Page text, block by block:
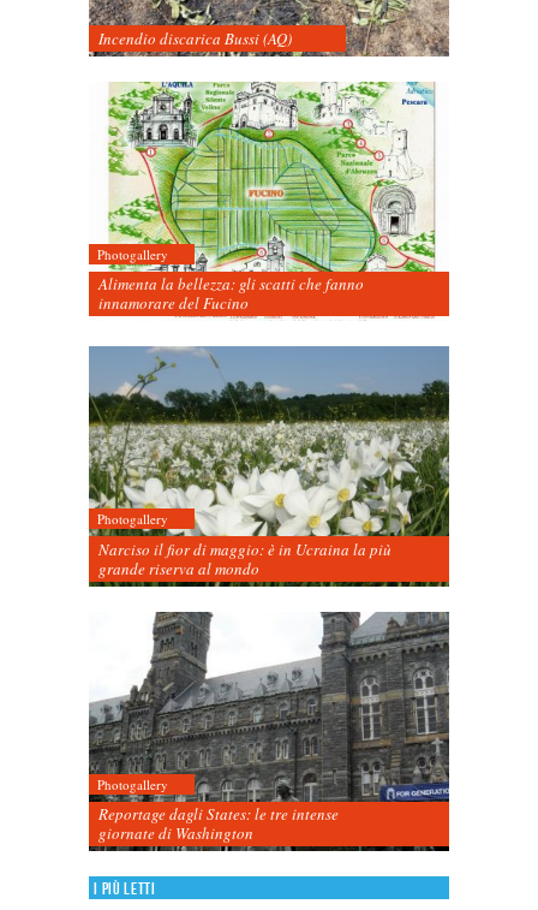
Incendio discarica Bussi (AQ)
Photogallery
Alimenta la bellezza: gli scatti che fanno
innamorare del Fucino
Photogallery
Narciso il fior di maggio: è in Ucraina la più
grande riserva al mondo
Photogallery
Reportage dagli States: le tre intense
giornate di Washington
I più letti